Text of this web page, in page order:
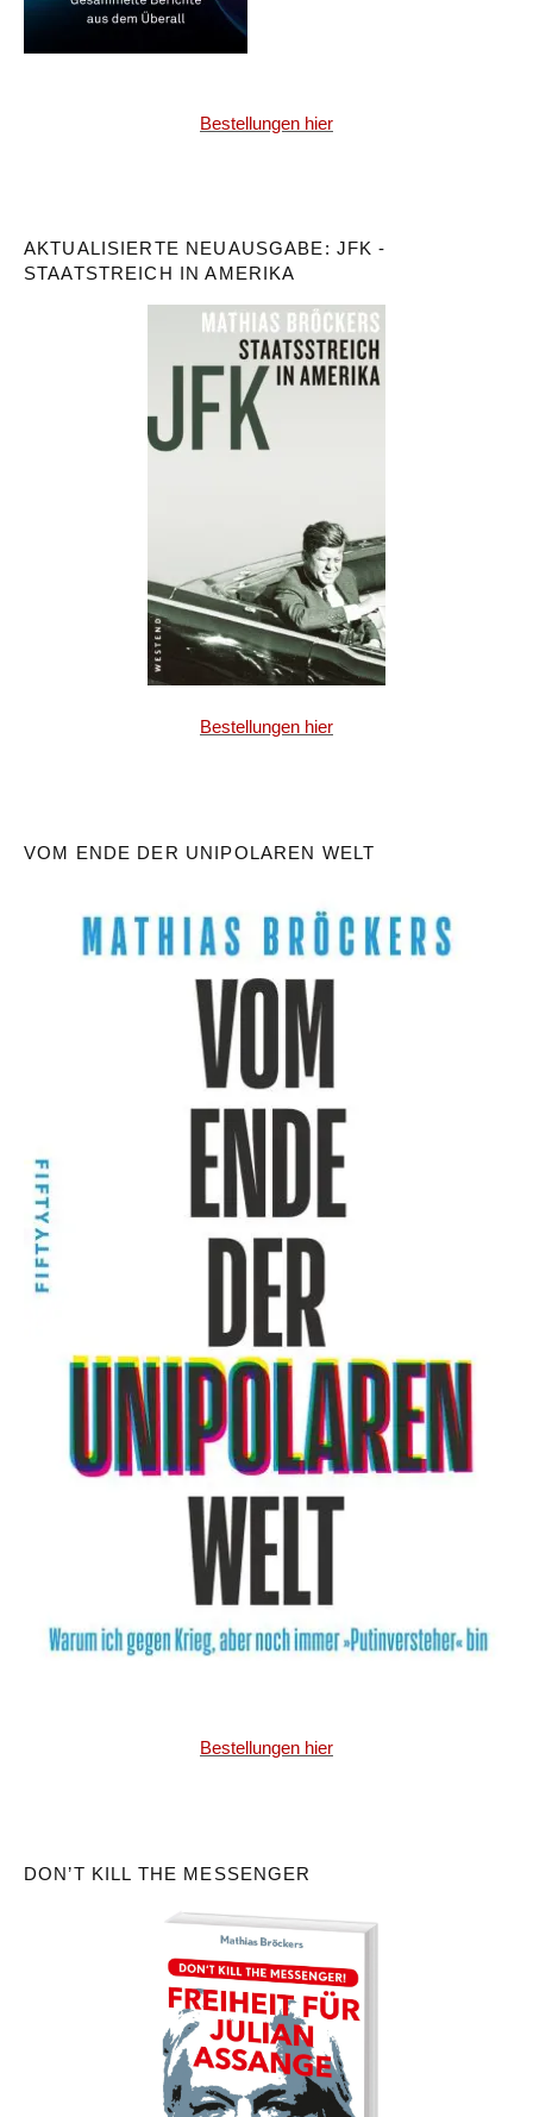
Bestellungen hier
AKTUALISIERTE NEUAUSGABE: JFK -
STAATSTREICH IN AMERIKA
Bestellungen hier
VOM ENDE DER UNIPOLAREN WELT
Bestellungen hier
DON’T KILL THE MESSENGER